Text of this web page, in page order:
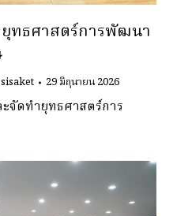
ทธศาสตร์การพัฒนา
sisaket 29 มิถุนายน 2026
จัดทำยุทธศาสตร์การ